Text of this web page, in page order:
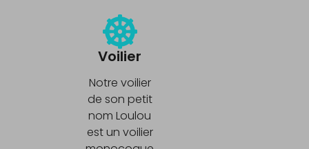
Voilier
Notre voilier
de son petit
nom Loulou
est un voilier